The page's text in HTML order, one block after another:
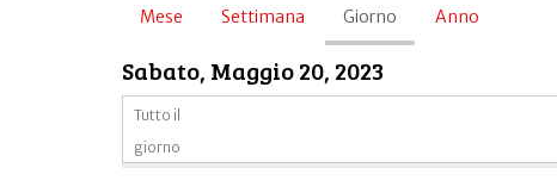
Schede
Mese Settimana Giorno (scheda
attiva)
Anno
Sabato, Maggio 20, 2023
Tutto il
giorno